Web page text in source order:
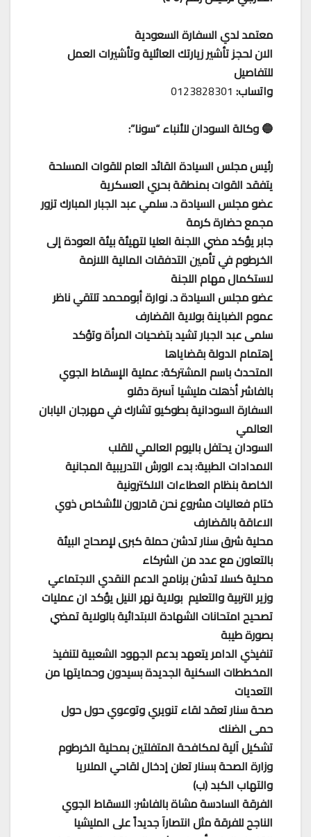
معتمد لدي السفارة السعودية
الان لحجز تأشير زيارتك العائلية وتأشيرات العمل
للتفاصيل
واتساب: 0123828301
🔵 وكالة السودان للأنباء “سونا”:
رئيس مجلس السيادة القائد العام للقوات المسلحة
يتفقد القوات بمنطقة بحري العسكرية
عضو مجلس السيادة د. سلمي عبد الجبار المبارك تزور
مجمع حضارة كرمة
جابر يؤكد مضي اللجنة العليا لتهيئة بيئة العودة إلى
الخرطوم في تأمين التدفقات المالية اللازمة
لاستكمال مهام اللجنة
عضو مجلس السيادة د. نوارة أبومحمد تلتقي ناظر
عموم الضباينة بولاية القضارف
سلمى عبد الجبار تشيد بتضحيات المرأة وتؤكد
إهتمام الدولة بقضاياها
المتحدث باسم المشتركة: عملية الإسقاط الجوي
بالفاشر أذهلت مليشيا آسرة دقلو
السفارة السودانية بطوكيو تشارك في مهرجان اليابان
العالمي
السودان يحتفل باليوم العالمي للقلب
الامدادات الطبية: بدء الورش التدريبية المجانية
الخاصة بنظام العطاءات الالكترونية
ختام فعاليات مشروع نحن قادرون للأشخاص ذوي
الاعاقة بالقضارف
محلية شرق سنار تدشن حملة كبرى لإصحاح البيئة
بالتعاون مع عدد من الشركاء
محلية كسلا تدشن برنامج الدعم النقدي الاجتماعي
وزير التربية والتعليم بولاية نهر النيل يؤكد ان عمليات
تصحيح امتحانات الشهادة الابتدائية بالولاية تمضي
بصورة طيبة
تنفيذي الدامر يتعهد بدعم الجهود الشعبية لتنفيذ
المخططات السكنية الجديدة بسيدون وحمايتها من
التعديات
صحة سنار تعقد لقاء تنويري وتوعوي حول حول
حمى الضنك
تشكيل آلية لمكافحة المتفلتين بمحلية الخرطوم
وزارة ال​صحة بسنار تعلن إدخال لقاحي الملاريا
والتهاب الكبد (ب)
الفرقة السادسة مشاة بالفاشر: الاسقاط الجوي
الناجح للفرقة مثل انتصارآ جديداً على المليشيا